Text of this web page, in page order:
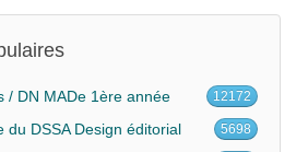
/ DN MADe 1ère année 12172
du DSSA Design éditorial 5698